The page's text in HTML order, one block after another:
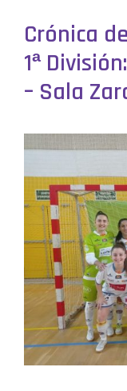
Crónica
1ª
– Sala